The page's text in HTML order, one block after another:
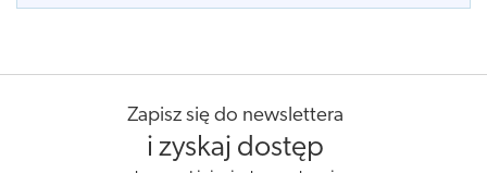
Zapisz się do newslettera
i zyskaj dostęp